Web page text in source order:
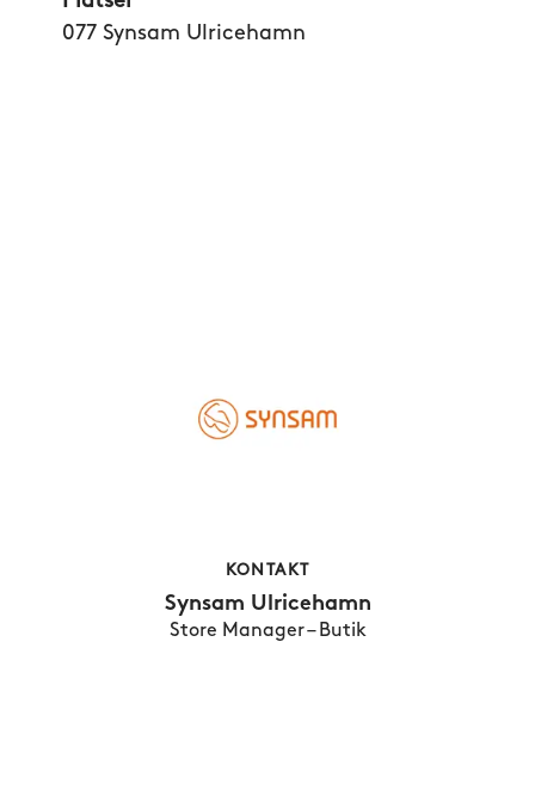
077 Synsam Ulricehamn
KONTAKT
Synsam Ulricehamn
Store Manager – Butik